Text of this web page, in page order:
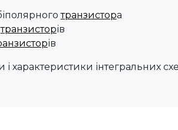
транзистора
транзисторів
ів
характеристики інтегральних